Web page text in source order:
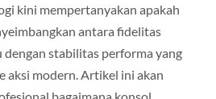
kini mempertanyakan apakah
antara fidelitas
dengan stabilitas performa yang
aksi modern. Artikel ini akan
bagaimana konsol